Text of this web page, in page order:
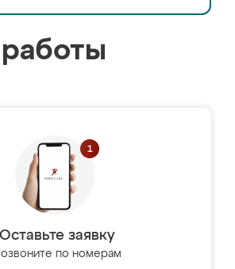
Оставьте заявку
по номерам